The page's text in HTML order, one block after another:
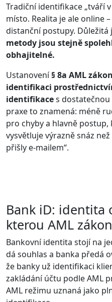
Tradiční identifikace „tváří
místo. Realita je ale online
distanční postupy. Důležitá
metody jsou stejně
obhajitelné.
Ustanovení§ 8a AML
identifikaci
identifikaces
praxe to znamená: méně
pro chyby a hlavně
vysvětluje výrazně snáz
přišly e-mailem“.
Bank iD: identita
kterou AML
Bankovní identita stojí na
dá souhlas a banka předá
že banky už identifikaci
zakládání účtu podle AML
AML režimu uznaná jako